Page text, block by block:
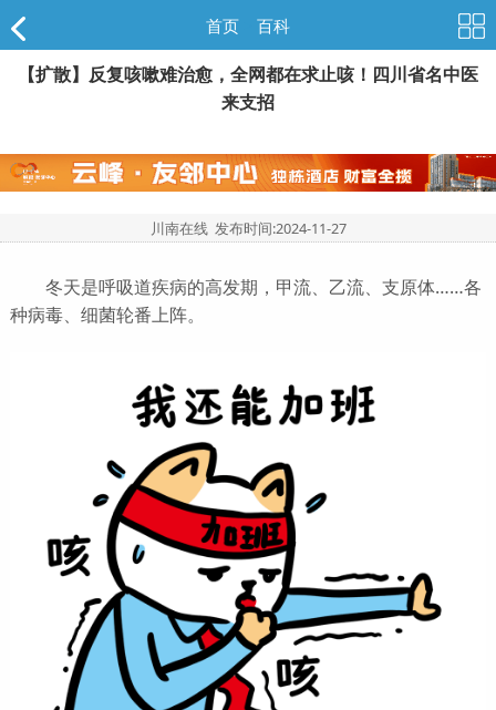
首页 百科
【扩散】反复咳嗽难治愈，全网都在求止咳！四川省名中医
来支招
川南在线 发布时间:2024-11-27
冬天是呼吸道疾病的高发期，甲流、乙流、支原体……各
种病毒、细菌轮番上阵。